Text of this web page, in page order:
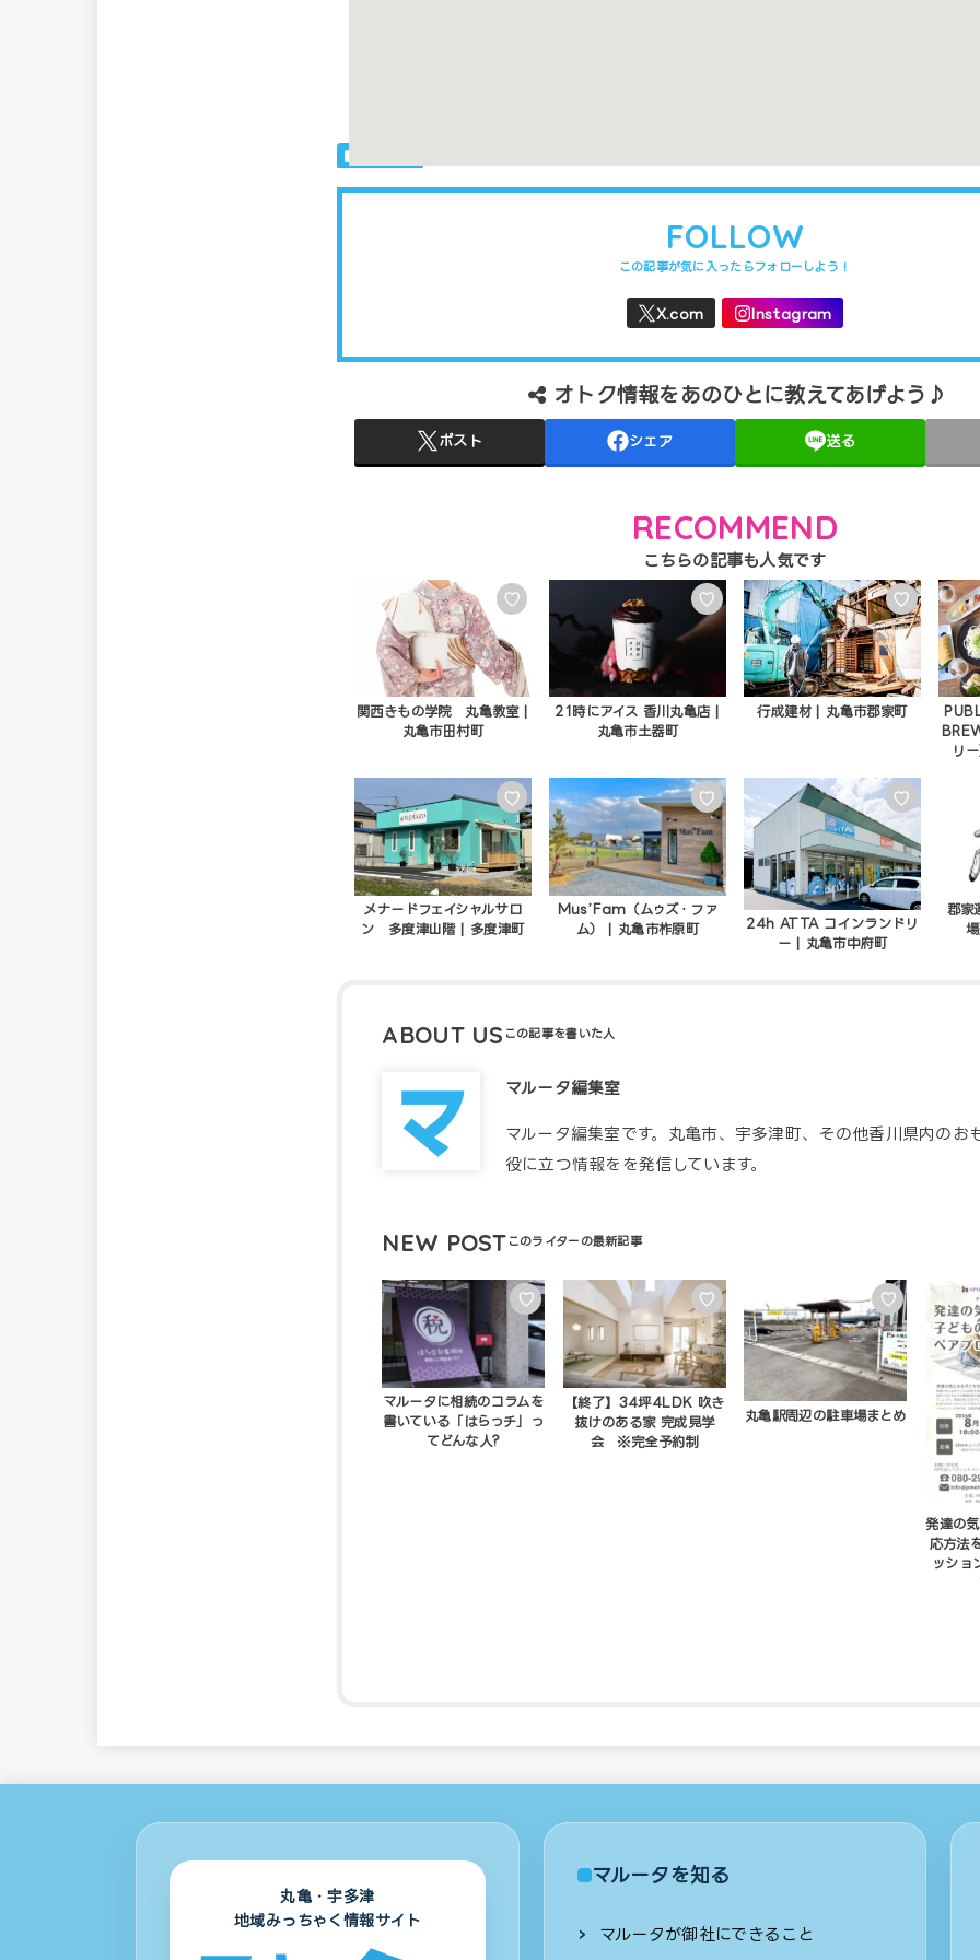
FOLLOW
オトク情報をあのひとに教えてあげよう♪
ポスト シェア 送る
RECOMMEND
♡
関西きもの学院 丸亀教室 |
丸亀市田村町
♡
21時にアイス 香川丸亀店 |
丸亀市土器町
♡
行成建材 | 丸亀市郡家町
リ
♡
メナードフェイシャルサロ
ン 多度津山階 | 多度津町
♡
Mus’Fam（ムゥズ・ファ
ム） | 丸亀市柞原町
♡
24h ATTA コインランドリ
ー | 丸亀市中府町
郡家
ABOUT US
マルータ編集室
マルータ編集室です。丸亀市、宇多津町、その他香川県内のお
役に立つ情報をを発信しています。
NEW POST
♡
マルータに相続のコラムを
書いている「はらっチ」っ
てどんな人?
♡
【終了】34坪4LDK 吹き
抜けのある家 完成見学
会 ※完全予約制
♡
丸亀駅周辺の駐車場まとめ
発達の
応方法
ッショ
丸亀・宇多津
地域みっちゃく情報サイト
マルータを知る
マルータが御社にできること